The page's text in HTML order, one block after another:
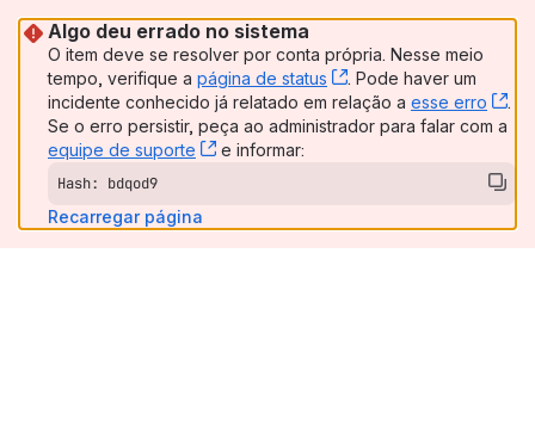
Algo deu errado no sistema
O item deve se resolver por conta própria. Nesse meio
tempo, verifique a página de status , (opens new window)
. Pode haver um
incidente conhecido já relatado em relação a esse erro ,
.
Se o erro persistir, peça ao administrador para falar com a
equipe de suporte
, (opens new window)
e informar:
Hash: bdqod9
Recarregar página